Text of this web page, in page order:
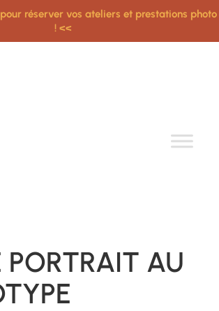
réserver vos ateliers et prestations photo
! <<
PORTRAIT AU